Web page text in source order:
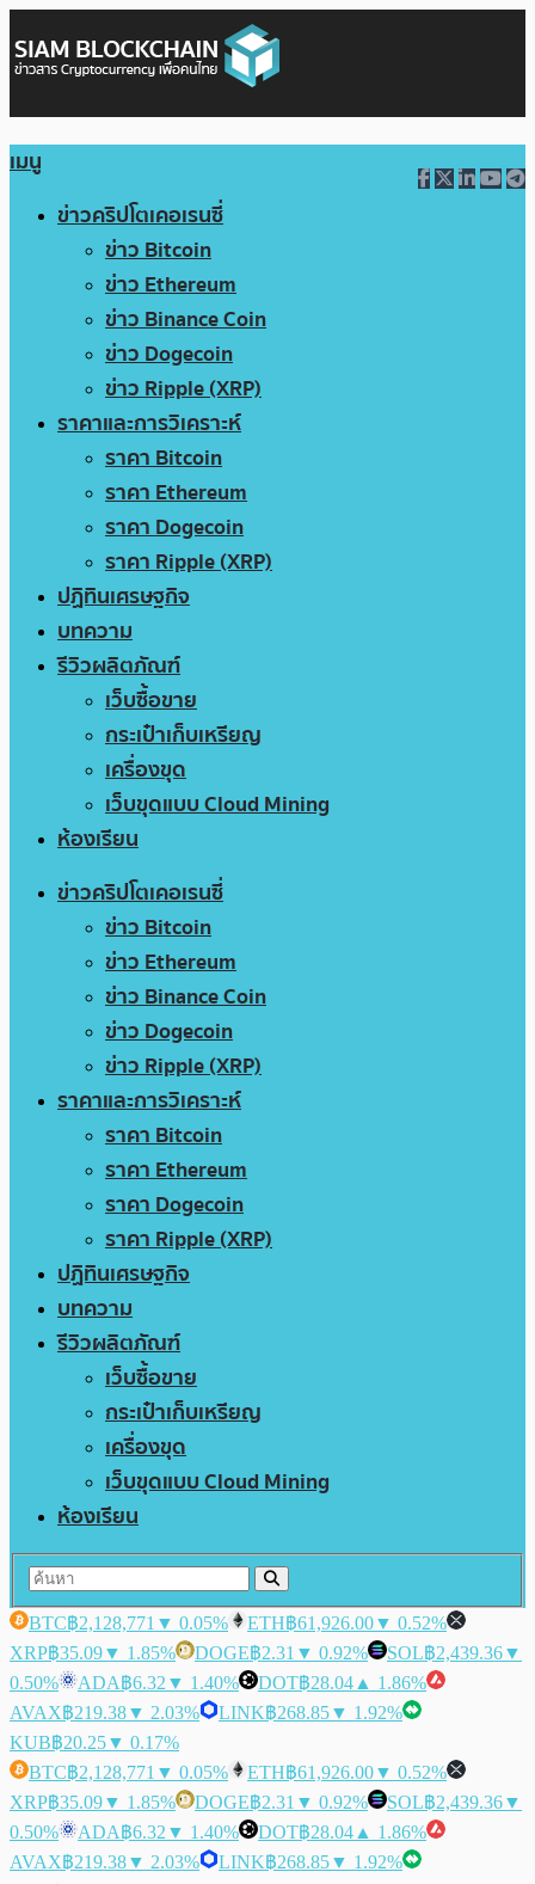
เมนู
ข่าวคริปโตเคอเรนซี่
ข่าว Bitcoin
ข่าว Ethereum
ข่าว Binance Coin
ข่าว Dogecoin
ข่าว Ripple (XRP)
ราคาและการวิเคราะห์
ราคา Bitcoin
ราคา Ethereum
ราคา Dogecoin
ราคา Ripple (XRP)
ปฏิทินเศรษฐกิจ
บทความ
รีวิวผลิตภัณฑ์
เว็บซื้อขาย
กระเป๋าเก็บเหรียญ
เครื่องขุด
เว็บขุดแบบ Cloud Mining
ห้องเรียน
ข่าวคริปโตเคอเรนซี่
ข่าว Bitcoin
ข่าว Ethereum
ข่าว Binance Coin
ข่าว Dogecoin
ข่าว Ripple (XRP)
ราคาและการวิเคราะห์
ราคา Bitcoin
ราคา Ethereum
ราคา Dogecoin
ราคา Ripple (XRP)
ปฏิทินเศรษฐกิจ
บทความ
รีวิวผลิตภัณฑ์
เว็บซื้อขาย
กระเป๋าเก็บเหรียญ
เครื่องขุด
เว็บขุดแบบ Cloud Mining
ห้องเรียน
BTC฿2,128,771 ▼ 0.05% ETH฿61,926.00▼ 0.52%
XRP฿35.09▼ 1.85% DOGE฿2.31 ▼ 0.92% SOL฿2,439.36▼
0.50%
ADA฿6.32 ▼ 1.40% DOT฿28.04 ▲ 1.86%
AVAX฿219.38▼ 2.03% LINK฿268.85▼ 1.92%
KUB฿20.25▼ 0.17%
BTC฿2,128,771 ▼ 0.05% ETH฿61,926.00▼ 0.52%
XRP฿35.09▼ 1.85% DOGE฿2.31 ▼ 0.92% SOL฿2,439.36▼
0.50%
ADA฿6.32 ▼ 1.40% DOT฿28.04 ▲ 1.86%
AVAX฿219.38▼ 2.03% LINK฿268.85▼ 1.92%